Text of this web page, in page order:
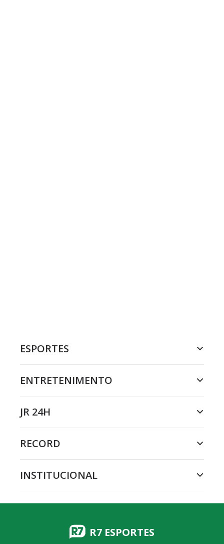
ESPORTES
ENTRETENIMENTO
JR 24H
RECORD
INSTITUCIONAL
R7 ESPORTES